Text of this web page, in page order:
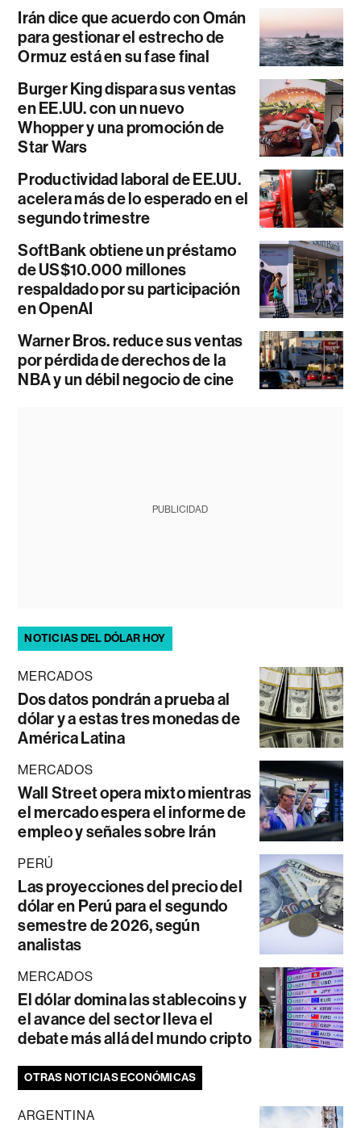
Irán dice que acuerdo con Omán
para gestionar el estrecho de
Ormuz está en su fase final
Burger King dispara sus ventas
en EE.UU. con un nuevo
Whopper y una promoción de
Star Wars
Productividad laboral de EE.UU.
acelera más de lo esperado en el
segundo trimestre
SoftBank obtiene un préstamo
de US$10.000 millones
respaldado por su participación
en OpenAI
Warner Bros. reduce sus ventas
por pérdida de derechos de la
NBA y un débil negocio de cine
PUBLICIDAD
NOTICIAS DEL DÓLAR HOY
MERCADOS
Dos datos pondrán a prueba al
dólar y a estas tres monedas de
América Latina
MERCADOS
Wall Street opera mixto mientras
el mercado espera el informe de
empleo y señales sobre Irán
PERÚ
Las proyecciones del precio del
dólar en Perú para el segundo
semestre de 2026, según
analistas
MERCADOS
El dólar domina las stablecoins y
el avance del sector lleva el
debate más allá del mundo cripto
OTRAS NOTICIAS ECONÓMICAS
ARGENTINA